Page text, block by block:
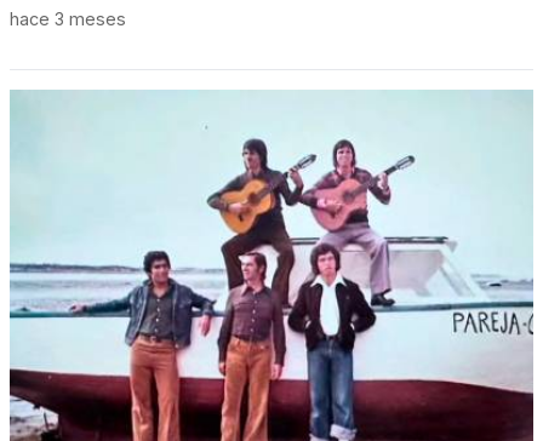
hace 3 meses